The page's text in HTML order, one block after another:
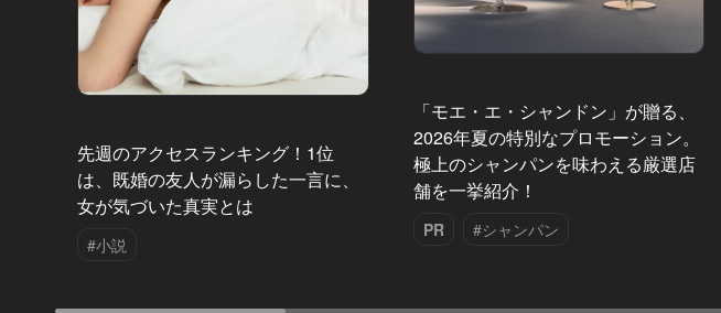
先週のアクセスランキング！1位
は、既婚の友人が漏らした一言に、
女が気づいた真実とは
#小説
「モエ・エ・シャンドン」が贈る、
2026年夏の特別なプロモーション。
極上のシャンパンを味わえる厳選店
舗を一挙紹介！
PR #シャンパン